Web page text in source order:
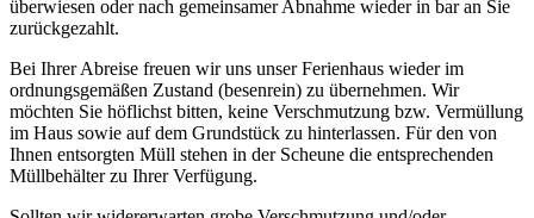
überwiesen oder nach gemeinsamer Abnahme wieder in bar an Sie
zurückgezahlt.
Bei Ihrer Abreise freuen wir uns unser Ferienhaus wieder im
ordnungsgemäßen Zustand (besenrein) zu übernehmen. Wir
möchten Sie höflichst bitten, keine Verschmutzung bzw. Vermüllung
im Haus sowie auf dem Grundstück zu hinterlassen. Für den von
Ihnen entsorgten Müll stehen in der Scheune die entsprechenden
Müllbehälter zu Ihrer Verfügung.